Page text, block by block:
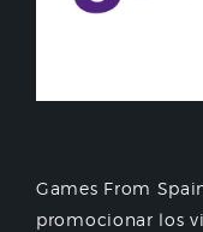
Games From
promocionar los